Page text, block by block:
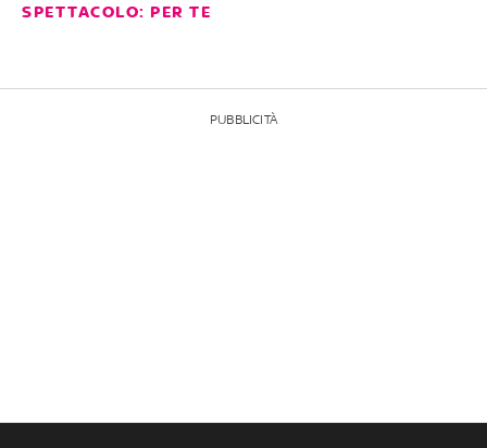
SPETTACOLO: PER TE
PUBBLICITÀ